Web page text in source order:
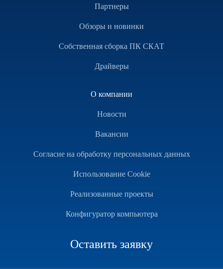
Партнеры
Обзоры и новинки
Собственная сборка ПК СКАТ
Драйверы
О компании
Новости
Вакансии
Согласие на обработку персональных данных
Использование Cookie
Реализованные проекты
Конфигуратор компьютера
Оставить заявку